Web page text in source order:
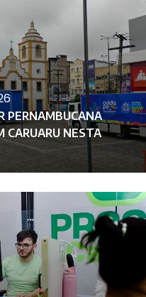
PERNAMBUCANA
CARUARU NESTA